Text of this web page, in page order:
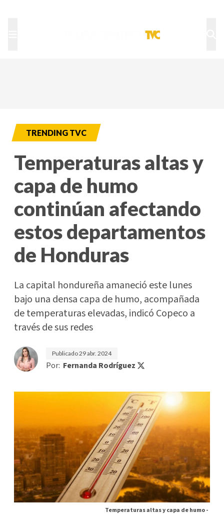
TRENDING TVC
Temperaturas altas y
capa de humo
continúan afectando
estos departamentos
de Honduras
La capital hondureña amaneció este lunes
bajo una densa capa de humo, acompañada
de temperaturas elevadas, indicó Copeco a
través de sus redes
Publicado29 abr. 2024
Por: Fernanda Rodríguez
Temperaturas altas y capa de humo -